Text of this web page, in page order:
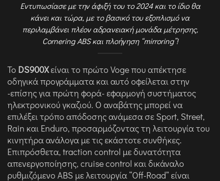
Εντυπωσίασε με την άφιξή του το 2024 και το ίδιο θα
κάνει και τώρα, με το βασικό του εξοπλισμό να
περιλαμβάνει πλέον αδρανειακή μονάδα μέτρησης,
Cornering ABS και πλοήγηση “mirroring”!
Το DS900Xείναι το πρώτο Voge που απέκτησε
οδηγικά προγράμματα και αυτό οφείλεται στην
-επίσης για πρώτη φορά- εφαρμογή συστήματος
ηλεκτρονικού γκαζιού. Ο αναβάτης μπορεί να
επιλέξει τρόπο απόδοσης ανάμεσα σε Sport, Street,
Rain και Enduro, προσαρμόζοντας τη λειτουργία του
κινητήρα ανάλογα με τις εκάστοτε συνθήκες.
Επιπρόσθετα, traction control με δυνατότητα
απενεργοποίησης, cruise control και δικάναλο
ρυθμιζόμενο ABS με λειτουργία “Off-Road” είναι